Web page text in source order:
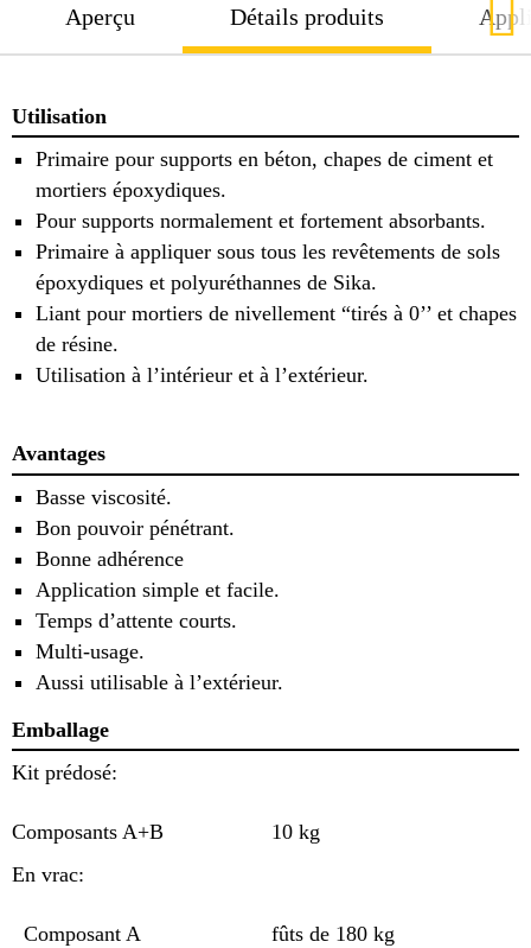
Aperçu Détails produits
Utilisation
Primaire pour supports en béton, chapes de ciment et
mortiers époxydiques.
Pour supports normalement et fortement absorbants.
Primaire à appliquer sous tous les revêtements de sols
époxydiques et polyuréthannes de Sika.
Liant pour mortiers de nivellement “tirés à 0’’ et chapes
de résine.
Utilisation à l’intérieur et à l’extérieur.
Avantages
Basse viscosité.
Bon pouvoir pénétrant.
Bonne adhérence
Application simple et facile.
Temps d’attente courts.
Multi-usage.
Aussi utilisable à l’extérieur.
Emballage
Kit prédosé:
Composants A+B
10 kg
En vrac:
Composant A fûts de 180 kg